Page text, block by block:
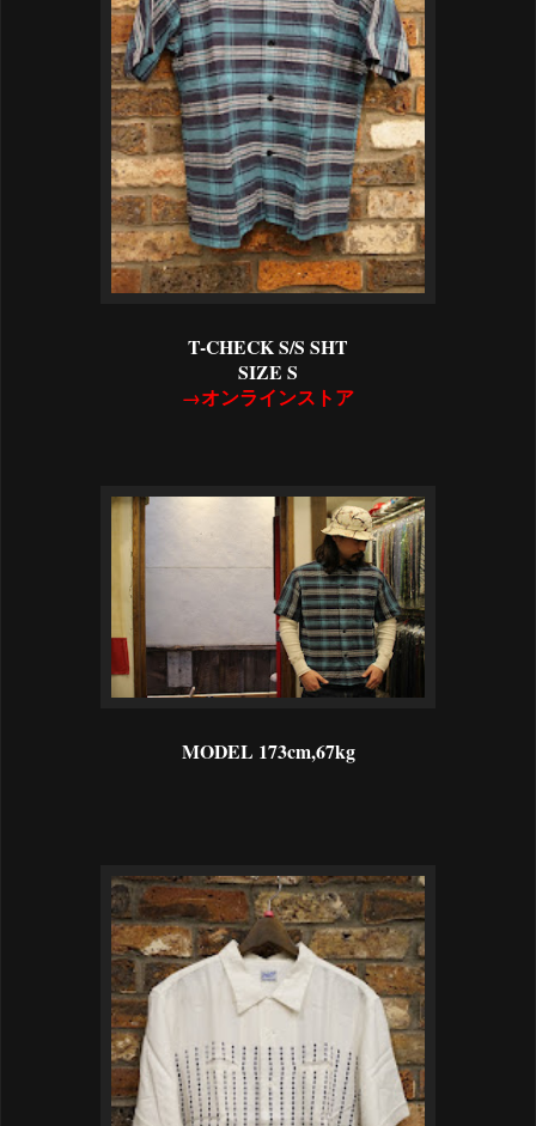
T-CHECK S/S SHT
SIZE S
→オンラインストア
MODEL 173cm,67kg